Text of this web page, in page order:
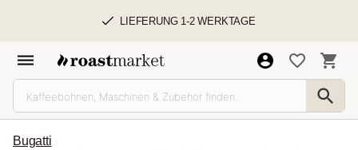
LIEFERUNG 1-2 WERKTAGE
Bugatti